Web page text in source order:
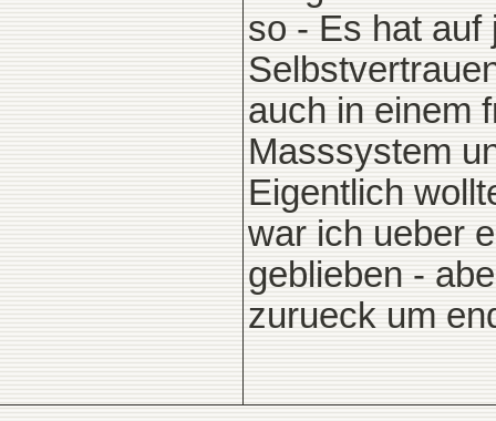
so - Es hat auf
auch in einem
Masssystem
Eigentlich
war ich ueber
geblieben -
zurueck um